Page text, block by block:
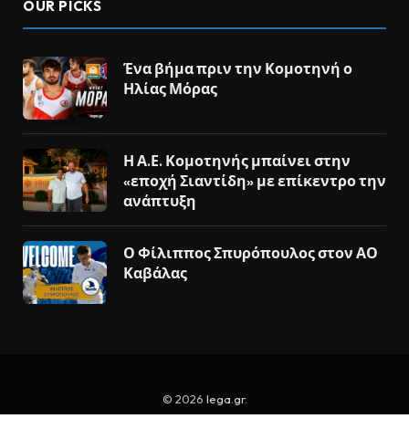
OUR PICKS
Ένα βήμα πριν την Κομοτηνή ο
Ηλίας Μόρας
Η Α.Ε. Κομοτηνής μπαίνει στην
«εποχή Σιαντίδη» με επίκεντρο την
ανάπτυξη
Ο Φίλιππος Σπυρόπουλος στον ΑΟ
Καβάλας
© 2026 lega.gr.